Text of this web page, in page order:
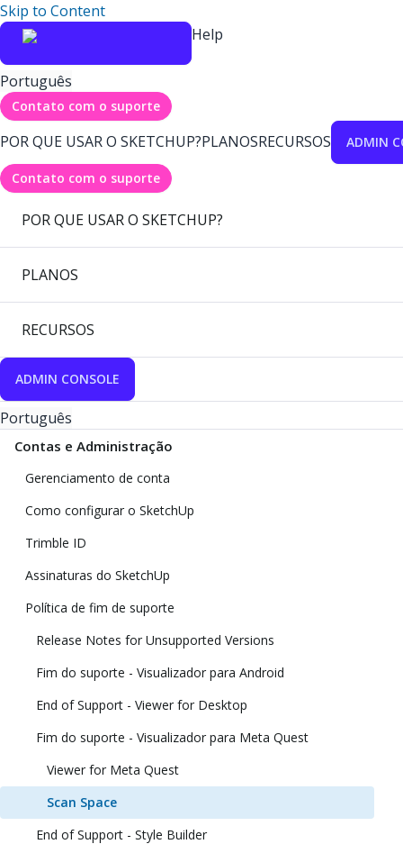
Skip to Content
Help
Português
Contato com o suporte
POR QUE USAR O SKETCHUP?PLANOSRECURSOS ADMIN
Contato com o suporte
POR QUE USAR O SKETCHUP?
PLANOS
RECURSOS
ADMIN CONSOLE
Português
Contas e Administração
Gerenciamento de conta
Como configurar o SketchUp
Trimble ID
Assinaturas do SketchUp
Política de fim de suporte
Release Notes for Unsupported Versions
Fim do suporte - Visualizador para Android
End of Support - Viewer for Desktop
Fim do suporte - Visualizador para Meta Quest
Viewer for Meta Quest
Scan Space
End of Support - Style Builder